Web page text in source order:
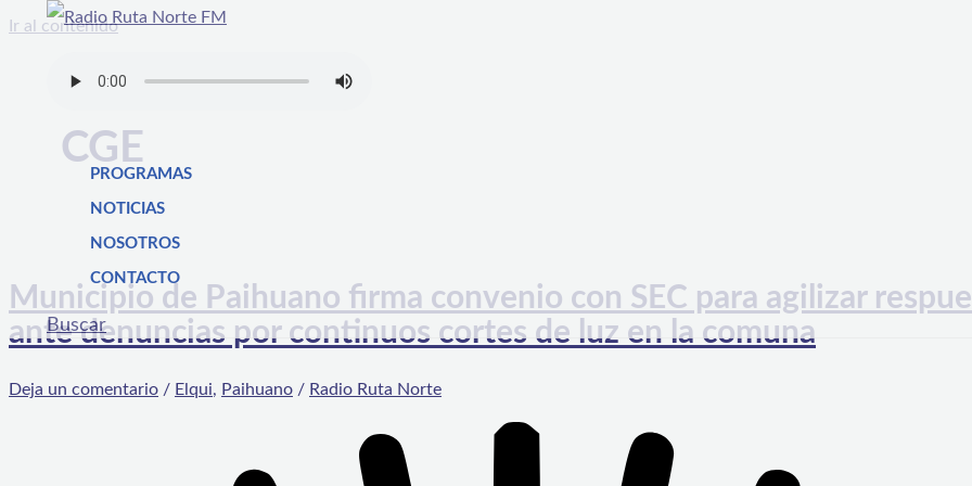
Ir al contenido
PROGRAMAS
NOTICIAS
NOSOTROS
CONTACTO
Buscar
CGE
Municipio de Paihuano firma convenio con SEC para agilizar
ante denuncias por continuos cortes de luz en la comuna
Deja un comentario / Elqui, Paihuano / Radio Ruta Norte